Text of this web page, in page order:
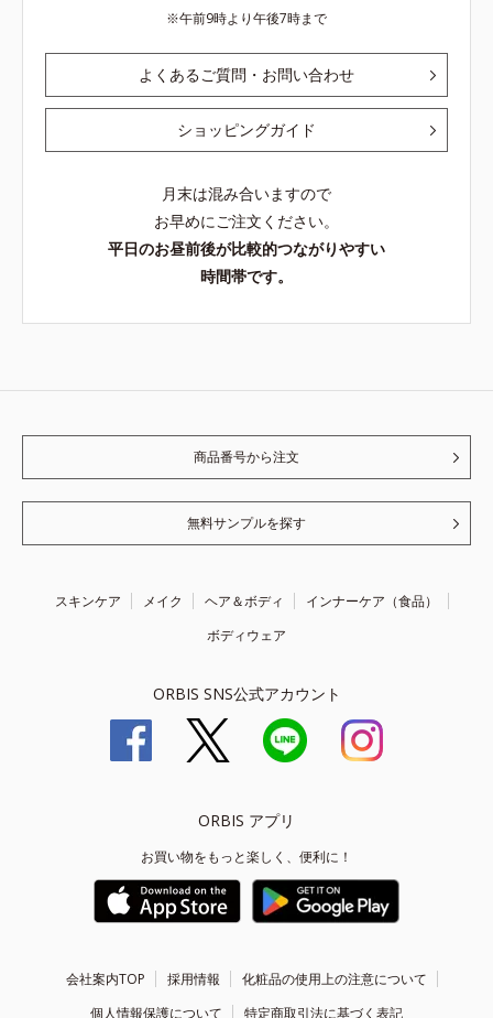
午前9時より午後7時まで
よくあるご質問・お問い合わせ
ショッピングガイド
月末は混み合いますので
お早めにご注文ください。
平日のお昼前後が比較的つながりやすい
時間帯です。
商品番号から注文
無料サンプルを探す
スキンケア メイク ヘア＆ボディ
インナーケア（食品）
ボディウェア
ORBIS SNS公式アカウント
ORBIS アプリ
お買い物をもっと楽しく、便利に！
会社案内TOP 採用情報
化粧品の使用上の注意について
個人情報保護について
特定商取引法に基づく表記